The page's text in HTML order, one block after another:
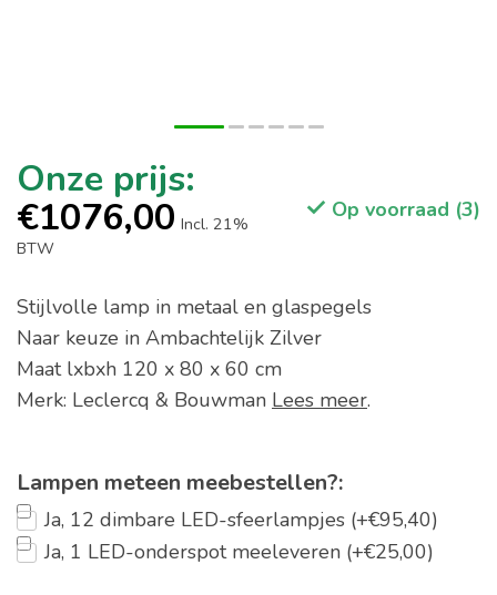
€1076,00 Incl. 21%
BTW
Op voorraad (3)
Stijlvolle lamp in metaal en glaspegels
Naar keuze in Ambachtelijk Zilver
Maat lxbxh 120 x 80 x 60 cm
Merk: Leclercq & Bouwman Lees meer.
Lampen meteen meebestellen?:
Ja, 12 dimbare LED-sfeerlampjes (+€95,40)
Ja, 1 LED-onderspot meeleveren (+€25,00)